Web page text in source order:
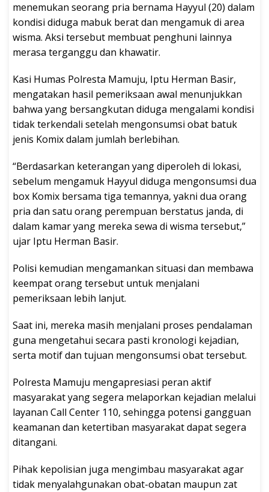
menemukan seorang pria bernama Hayyul (20) dalam
kondisi diduga mabuk berat dan mengamuk di area
wisma. Aksi tersebut membuat penghuni lainnya
merasa terganggu dan khawatir.
Kasi Humas Polresta Mamuju, Iptu Herman Basir,
mengatakan hasil pemeriksaan awal menunjukkan
bahwa yang bersangkutan diduga mengalami kondisi
tidak terkendali setelah mengonsumsi obat batuk
jenis Komix dalam jumlah berlebihan.
“Berdasarkan keterangan yang diperoleh di lokasi,
sebelum mengamuk Hayyul diduga mengonsumsi dua
box Komix bersama tiga temannya, yakni dua orang
pria dan satu orang perempuan berstatus janda, di
dalam kamar yang mereka sewa di wisma tersebut,”
ujar Iptu Herman Basir.
Polisi kemudian mengamankan situasi dan membawa
keempat orang tersebut untuk menjalani
pemeriksaan lebih lanjut.
Saat ini, mereka masih menjalani proses pendalaman
guna mengetahui secara pasti kronologi kejadian,
serta motif dan tujuan mengonsumsi obat tersebut.
Polresta Mamuju mengapresiasi peran aktif
masyarakat yang segera melaporkan kejadian melalui
layanan Call Center 110, sehingga potensi gangguan
keamanan dan ketertiban masyarakat dapat segera
ditangani.
Pihak kepolisian juga mengimbau masyarakat agar
tidak menyalahgunakan obat-obatan maupun zat